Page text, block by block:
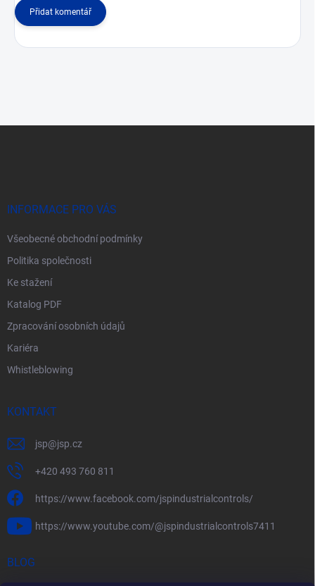
Přidat komentář
INFORMACE PRO VÁS
Všeobecné obchodní podmínky
Politika společnosti
Ke stažení
Katalog PDF
Zpracování osobních údajů
Kariéra
Whistleblowing
KONTAKT
jsp@jsp.cz
+420 493 760 811
https://www.facebook.com/jspindustrialcontrols/
https://www.youtube.com/@jspindustrialcontrols7411
BLOG